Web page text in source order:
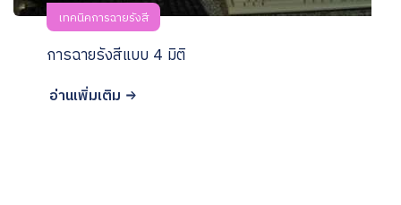
เทคนิคการฉายรังสี
การฉายรังสีแบบ 4 มิติ
อ่านเพิ่มเติม